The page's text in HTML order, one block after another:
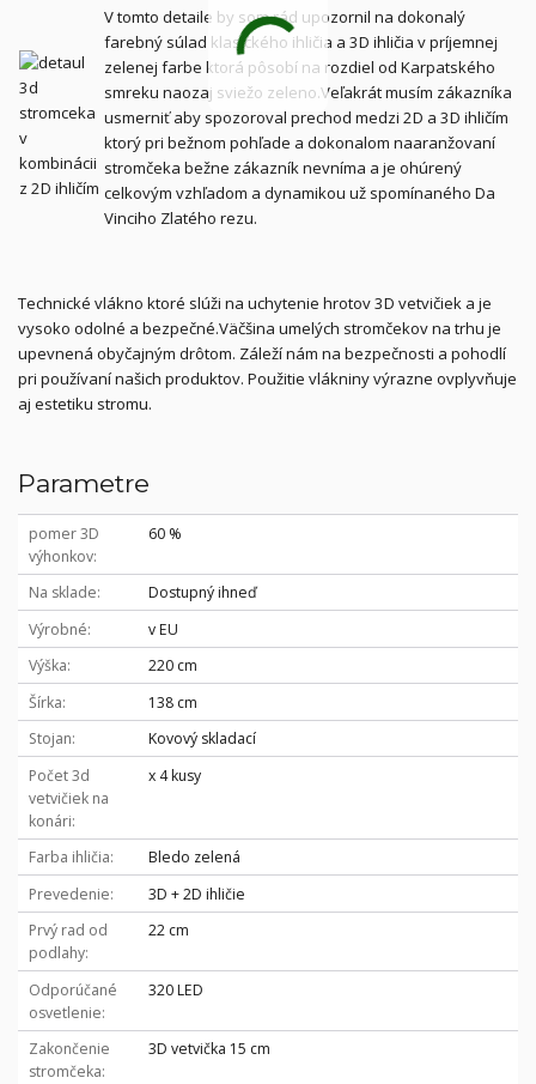
V tomto detaile by som rád upozornil na dokonalý
farebný súlad klasického ihličia a 3D ihličia v príjemnej
zelenej farbe ktorá pôsobí na rozdiel od Karpatského
smreku naozaj sviežo zeleno.Veľakrát musím zákazníka
usmerniť aby spozoroval prechod medzi 2D a 3D ihličím
ktorý pri bežnom pohľade a dokonalom naaranžovaní
stromčeka bežne zákazník nevníma a je ohúrený
celkovým vzhľadom a dynamikou už spomínaného Da
Vinciho Zlatého rezu.
Technické vlákno ktoré slúži na uchytenie hrotov 3D vetvičiek a je
vysoko odolné a bezpečné.Väčšina umelých stromčekov na trhu je
upevnená obyčajným drôtom. Záleží nám na bezpečnosti a pohodlí
pri používaní našich produktov. Použitie vlákniny výrazne ovplyvňuje
aj estetiku stromu.
Parametre
pomer 3D
výhonkov
60 %
Na sklade
Dostupný ihneď
Výrobné
v EU
Výška
220 cm
Šírka
138 cm
Stojan
Kovový skladací
Počet 3d
vetvičiek na
konári
x 4 kusy
Farba ihličia
Bledo zelená
Prevedenie
3D + 2D ihličie
Prvý rad od
podlahy
22 cm
Odporúčané
osvetlenie
320 LED
Zakončenie
stromčeka
3D vetvička 15 cm